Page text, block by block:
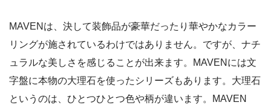
MAVENは、決して装飾品が豪華だったり華やかなカラー
リングが施されているわけではありません。ですが、ナチ
ュラルな美しさを感じることが出来ます。MAVENには文
字盤に本物の大理石を使ったシリーズもあります。大理石
というのは、ひとつひとつ色や柄が違います。MAVEN